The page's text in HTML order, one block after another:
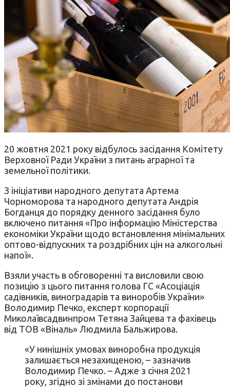
20 жовтня 2021 року відбулось засідання Комітету
Верховної Ради України з питань аграрної та
земельної політики.
З ініціативи народного депутата Артема
Чорноморова та народного депутата Андрія
Богданця до порядку денного засідання було
включено питання «Про інформацію Міністерства
економіки України щодо встановлення мінімальних
оптово-відпускних та роздрібних цін на алкогольні
напої».
Взяли участь в обговоренні та висловили свою
позицію з цього питання голова ГС «Асоціація
садівників, виноградарів та виноробів України»
Володимир Печко, експерт корпорації
Миколаївсадвинпром Тетяна Зайцева та фахівець
від ТОВ «Віналь» Людмила Бальжирова.
«У нинішніх умовах виноробна продукція
залишається незахищеною, – зазначив
Володимир Печко. – Адже з січня 2021
року, згідно зі змінами до постанови